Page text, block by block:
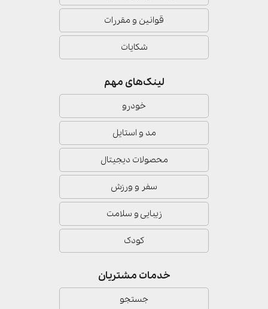
قوانین و مقررات
شکایات
لینک‌های مهم
خودرو
مد و استایل
محصولات دیجیتال
سفر و ورزش
زیبایی و سلامت
کودک
خدمات مشتریان
جستجو